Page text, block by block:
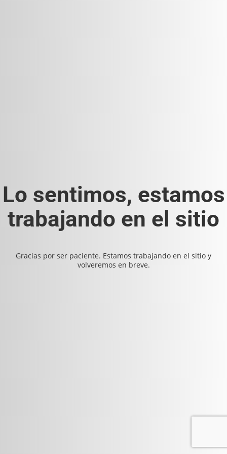
Lo sentimos, estamos
trabajando en el sitio
Gracias por ser paciente. Estamos trabajando en el sitio y
volveremos en breve.